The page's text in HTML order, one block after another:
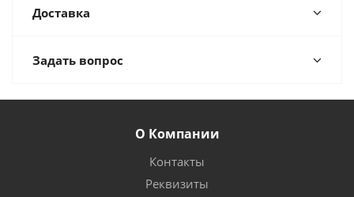
Доставка
Задать вопрос
О Компании
Контакты
Реквизиты